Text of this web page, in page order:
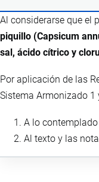
Al considerarse que el
piquillo (Capsicum
sal, ácido cítrico y
Por aplicación de las
Sistema Armonizado 1
A lo
Al texto y las